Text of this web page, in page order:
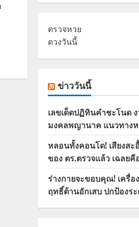
ตรวจหวย
ดวงวันนี้
ข่าววันนี้
เลขเด็ดปฏิทินคำชะโนด
มงคลพญานาค แนวทาง
หลอนทั้งคอนโด! เสียงสะ
ของ ตร.ตรวจแล้ว เฉลย
ร่างกายจะขอบคุณ! เครื่
ฤทธิ์ต้านอักเสบ ปกป้องร